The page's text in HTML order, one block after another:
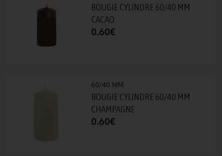
BOUGIE CYLINDRE 60/40 MM
CACAO
0.60€
60/40 MM
BOUGIE CYLINDRE 60/40 MM
CHAMPAGNE
0.60€